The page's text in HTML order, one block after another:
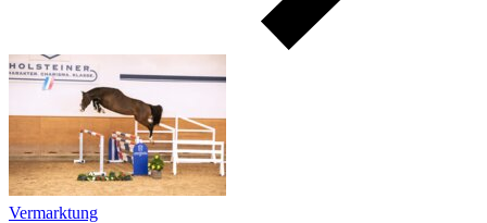
Vermarktung